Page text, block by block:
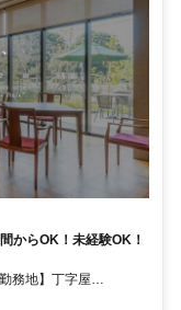
からOK！未経験OK！